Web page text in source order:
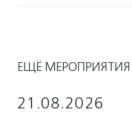
ЕЩЁ МЕРОПРИЯТИЯ
21.08.2026